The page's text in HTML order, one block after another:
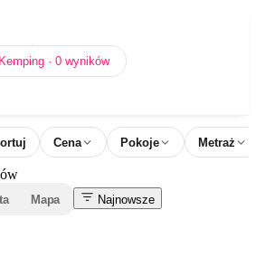
Kemping · 0 wyników
Cena Pokoje Metraż
Mapa Najnowsze